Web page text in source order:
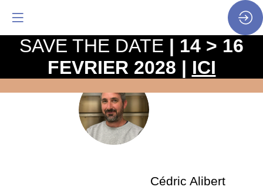
CA
Cédric Alibert
SAVE THE DATE | 14 > 16
FEVRIER 2028 | ICI